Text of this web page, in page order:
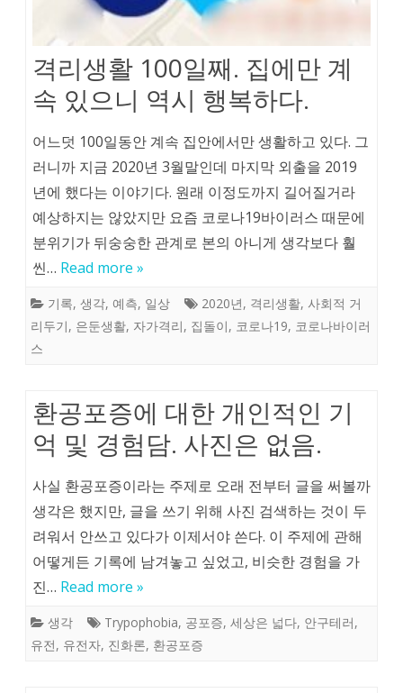
격리생활 100일째. 집에만 계
속 있으니 역시 행복하다.
어느덧 100일동안 계속 집안에서만 생활하고 있다. 그
러니까 지금 2020년 3월말인데 마지막 외출을 2019
년에 했다는 이야기다. 원래 이정도까지 길어질거라
예상하지는 않았지만 요즘 코로나19바이러스 때문에
분위기가 뒤숭숭한 관계로 본의 아니게 생각보다 훨
씬… Read more »
기록, 생각, 예측, 일상 2020년, 격리생활, 사회적 거
리두기, 은둔생활, 자가격리, 집돌이, 코로나19, 코로나바이러
스
환공포증에 대한 개인적인 기
억 및 경험담. 사진은 없음.
사실 환공포증이라는 주제로 오래 전부터 글을 써볼까
생각은 했지만, 글을 쓰기 위해 사진 검색하는 것이 두
려워서 안쓰고 있다가 이제서야 쓴다. 이 주제에 관해
어떻게든 기록에 남겨놓고 싶었고, 비슷한 경험을 가
진… Read more »
생각 Trypophobia, 공포증, 세상은 넓다, 안구테러,
유전, 유전자, 진화론, 환공포증